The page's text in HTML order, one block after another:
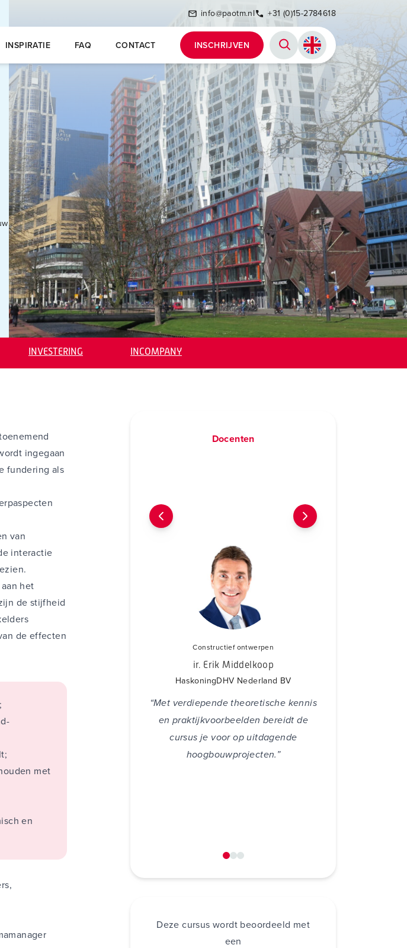
info@paotm.nl +31 (0)15-2784618
INSPIRATIE FAQ CONTACT INSCHRIJVEN
INVESTERING INCOMPANY
ingegaan
fundering als
van
interactie
het
de stijfheid
de effecten
met
en
Docenten
Grondmechanica BV
te kunnen bouwen op de
slappe grond is letterlijk
ondergrond benodigd.”
Constructief ontwerpen
ir. Erik Middelkoop
HaskoningDHV Nederland BV
“Met verdiepende theoretische kennis
en praktijkvoorbeelden bereidt de
cursus je voor op uitdagende
hoogbouwprojecten.”
Deze cursus wordt beoordeeld met
een